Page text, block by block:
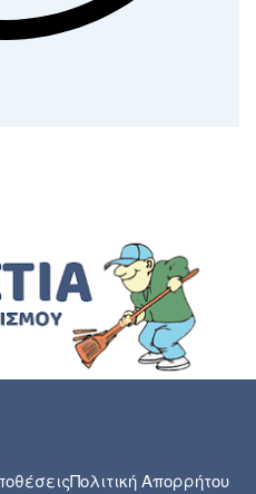
Πολιτική Απορρήτου